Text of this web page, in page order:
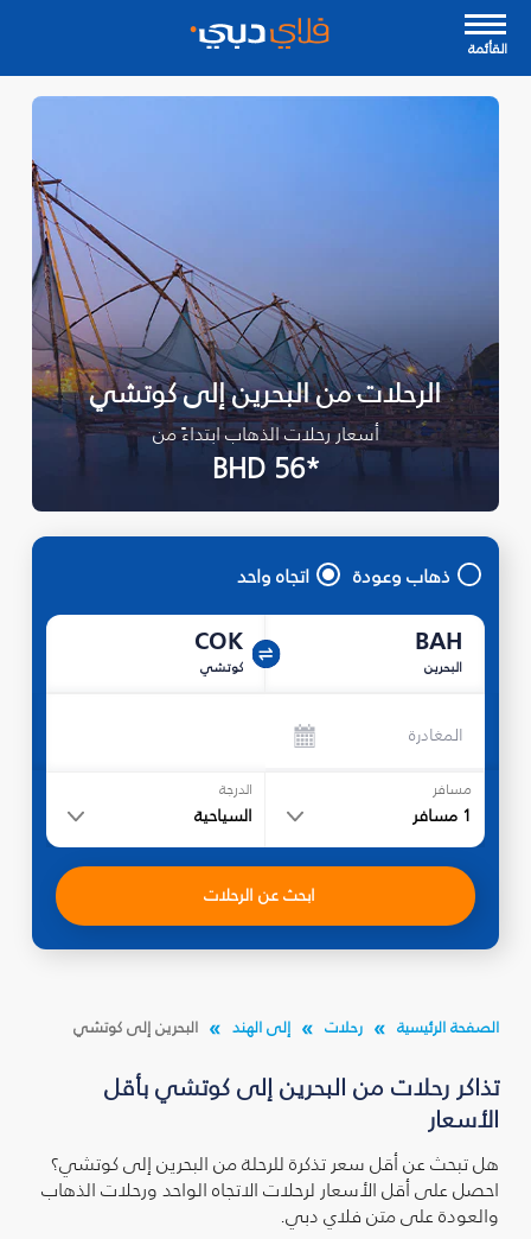
القأئمة
الرحلات من البحرين إلى كوتشي
أسعار رحلات الذهاب ابتداءً من
*BHD 56
ذهاب وعودة اتجاه واحد
BAH
البحرين
COK
كوتشي
المغادرة
مسافر
1 مسافر
الدرجة
السياحية
ابحث عن الرحلات
الصفحة الرئيسية رحلات إلى الهند البحرين إلى كوتشي
تذاكر رحلات من البحرين إلى كوتشي بأقل
الأسعار
هل تبحث عن أقل سعر تذكرة للرحلة من البحرين إلى كوتشي؟
احصل على أقل الأسعار لرحلات الاتجاه الواحد ورحلات الذهاب
والعودة على متن فلاي دبي.